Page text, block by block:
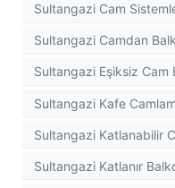
Sultangazi Cam
Sultangazi Camdan
Sultangazi Eşiksiz Cam
Sultangazi Kafe
Sultangazi Katlanabilir
Sultangazi Katlanır